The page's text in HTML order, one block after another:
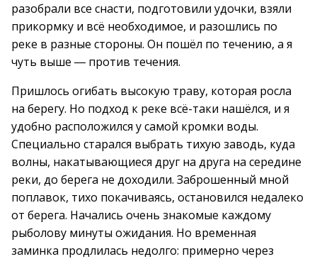
разобрали все снасти, подготовили удочки, взяли
прикормку и всё необходимое, и разошлись по
реке в разные стороны. Он пошёл по течению, а я
чуть выше ― против течения.
Пришлось огибать высокую траву, которая росла
на берегу. Но подход к реке всё-таки нашёлся, и я
удобно расположился у самой кромки воды.
Специально старался выбрать тихую заводь, куда
волны, накатывающиеся друг на друга на середине
реки, до берега не доходили. Заброшенный мной
поплавок, тихо покачиваясь, остановился недалеко
от берега. Начались очень знакомые каждому
рыболову минуты ожидания. Но временная
заминка продлилась недолго: примерно через